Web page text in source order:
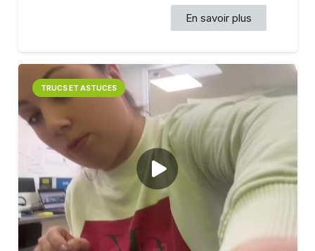
En savoir plus
TRUCS ET ASTUCES